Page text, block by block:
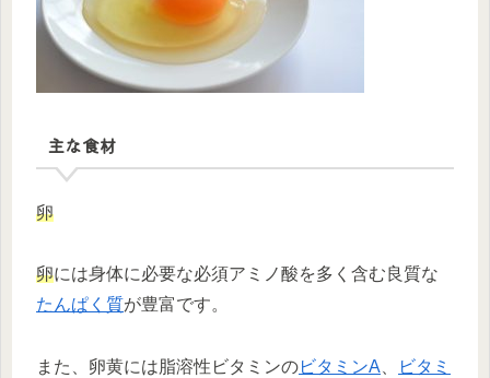
主な食材
卵
卵には身体に必要な必須アミノ酸を多く含む良質な
たんぱく質が豊富です。
また、卵黄には脂溶性ビタミンのビタミンA
ビタミ